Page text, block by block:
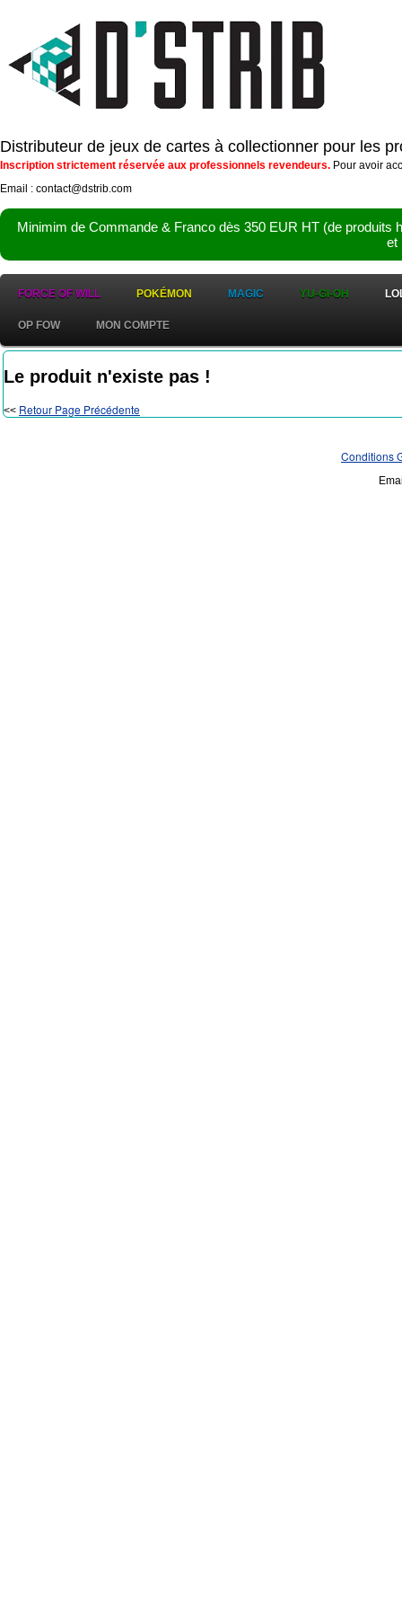
Distributeur de jeux de cartes à collectionner pour les
Inscription strictement réservée aux professionnels revendeurs. Pour avoir
Email : contact@dstrib.com
Minimim de Commande & Franco dès 350 EUR HT (de
et
FORCE OF WILL POKÉMON MAGIC YU-GI-OH
OP FOW MON COMPTE
Le produit n'existe pas !
<< Retour Page Précédente
Conditions